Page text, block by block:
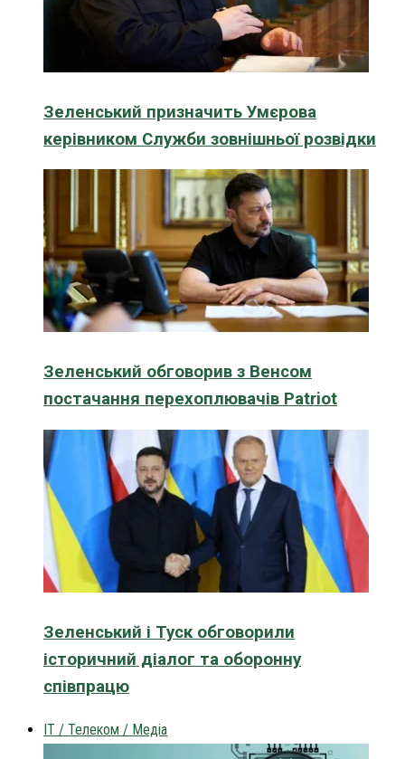
Зеленський призначить Умєрова
керівником Служби зовнішньої розвідки
Зеленський обговорив з Венсом
постачання перехоплювачів Patriot
Зеленський і Туск обговорили
історичний діалог та оборонну
співпрацю
IT / Телеком / Медіа